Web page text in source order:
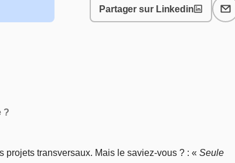
Partager sur Linkedin
?
projets transversaux. Mais le saviez-vous ? : « Seule